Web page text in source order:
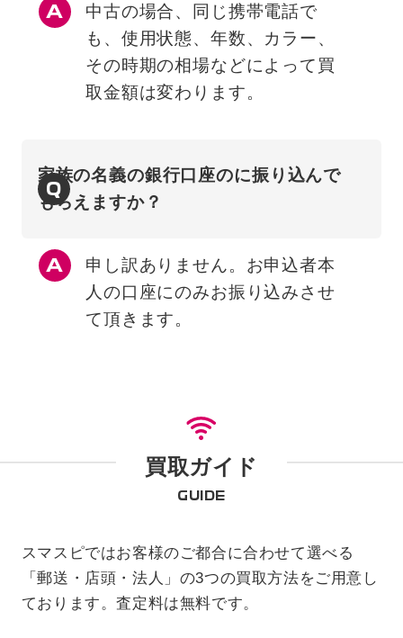
中古の場合、同じ携帯電話で
も、使用状態、年数、カラー、
その時期の相場などによって買
取金額は変わります。
Q
家族の名義の銀行口座のに振り込んで
もらえますか？
申し訳ありません。お申込者本
人の口座にのみお振り込みさせ
て頂きます。
買取ガイド
GUIDE
スマスピではお客様のご都合に合わせて選べる
「郵送・店頭・法人」の3つの買取方法をご用意し
ております。査定料は無料です。